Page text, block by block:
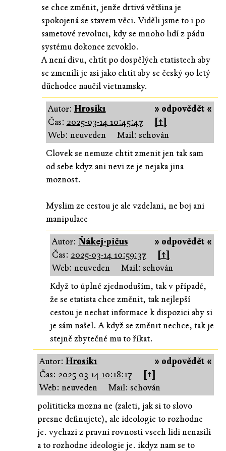
se chce změnit, jenže drtivá většina je
spokojená se stavem věci. Viděli jsme to i po
sametové revoluci, kdy se mnoho lidí z pádu
systému dokonce zcvoklo.
A není divu, chtít po dospělých etatistech aby
se zmenili je asi jako chtít aby se český 90 letý
důchodce naučil vietnamsky.
» odpovědět «
Autor: Hrosik1
Čas: 2025-03-14 10:45:47
[↑]
Web: neuveden
Mail: schován
Clovek se nemuze chtit zmenit jen tak sam
od sebe kdyz ani nevi ze je nejaka jina
moznost.
Myslim ze cestou je ale vzdelani, ne boj ani
manipulace
» odpovědět «
Autor: Ňákej-pičus
Čas: 2025-03-14 10:59:37
[↑]
Web: neuveden
Mail: schován
Když to úplně zjednoduším, tak v případě,
že se etatista chce změnit, tak nejlepší
cestou je nechat informace k dispozici aby si
je sám našel. A když se změnit nechce, tak je
stejně zbytečné mu to říkat.
» odpovědět «
Autor: Hrosik1
Čas: 2025-03-14 10:18:17
[↑]
Web: neuveden
Mail: schován
polititicka mozna ne (zaleti, jak si to slovo
presne definujete), ale ideologie to rozhodne
je. vychazi z pravni rovnosti vsech lidi nenasili
a to rozhodne ideologie je. ikdyz nam se to